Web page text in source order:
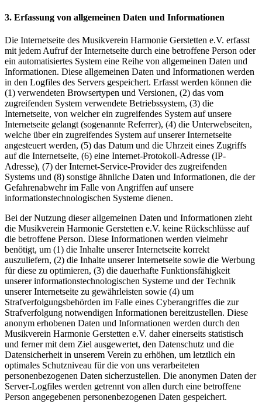
3. Erfassung von allgemeinen Daten und Informationen
Die Internetseite des Musikverein Harmonie Gerstetten e.V. erfasst
mit jedem Aufruf der Internetseite durch eine betroffene Person oder
ein automatisiertes System eine Reihe von allgemeinen Daten und
Informationen. Diese allgemeinen Daten und Informationen werden
in den Logfiles des Servers gespeichert. Erfasst werden können die
(1) verwendeten Browsertypen und Versionen, (2) das vom
zugreifenden System verwendete Betriebssystem, (3) die
Internetseite, von welcher ein zugreifendes System auf unsere
Internetseite gelangt (sogenannte Referrer), (4) die Unterwebseiten,
welche über ein zugreifendes System auf unserer Internetseite
angesteuert werden, (5) das Datum und die Uhrzeit eines Zugriffs
auf die Internetseite, (6) eine Internet-Protokoll-Adresse (IP-
Adresse), (7) der Internet-Service-Provider des zugreifenden
Systems und (8) sonstige ähnliche Daten und Informationen, die der
Gefahrenabwehr im Falle von Angriffen auf unsere
informationstechnologischen Systeme dienen.
Bei der Nutzung dieser allgemeinen Daten und Informationen zieht
die Musikverein Harmonie Gerstetten e.V. keine Rückschlüsse auf
die betroffene Person. Diese Informationen werden vielmehr
benötigt, um (1) die Inhalte unserer Internetseite korrekt
auszuliefern, (2) die Inhalte unserer Internetseite sowie die Werbung
für diese zu optimieren, (3) die dauerhafte Funktionsfähigkeit
unserer informationstechnologischen Systeme und der Technik
unserer Internetseite zu gewährleisten sowie (4) um
Strafverfolgungsbehörden im Falle eines Cyberangriffes die zur
Strafverfolgung notwendigen Informationen bereitzustellen. Diese
anonym erhobenen Daten und Informationen werden durch den
Musikverein Harmonie Gerstetten e.V. daher einerseits statistisch
und ferner mit dem Ziel ausgewertet, den Datenschutz und die
Datensicherheit in unserem Verein zu erhöhen, um letztlich ein
optimales Schutzniveau für die von uns verarbeiteten
personenbezogenen Daten sicherzustellen. Die anonymen Daten der
Server-Logfiles werden getrennt von allen durch eine betroffene
Person angegebenen personenbezogenen Daten gespeichert.